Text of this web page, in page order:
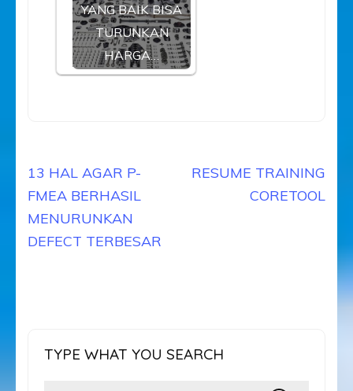
YANG BAIK BISA
TURUNKAN
HARGA…
Navigasi
pos
13 HAL AGAR P-
FMEA BERHASIL
MENURUNKAN
DEFECT TERBESAR
RESUME TRAINING
CORETOOL
TYPE WHAT YOU SEARCH